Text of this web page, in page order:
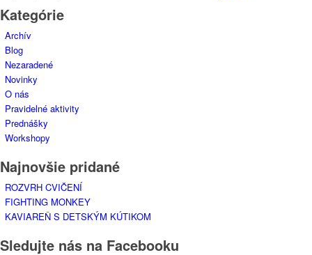
Kategórie
Archív
Blog
Nezaradené
Novinky
O nás
Pravidelné aktivity
Prednášky
Workshopy
Najnovšie pridané
ROZVRH CVIČENÍ
FIGHTING MONKEY
KAVIAREŇ S DETSKÝM KÚTIKOM
Sledujte nás na Facebooku